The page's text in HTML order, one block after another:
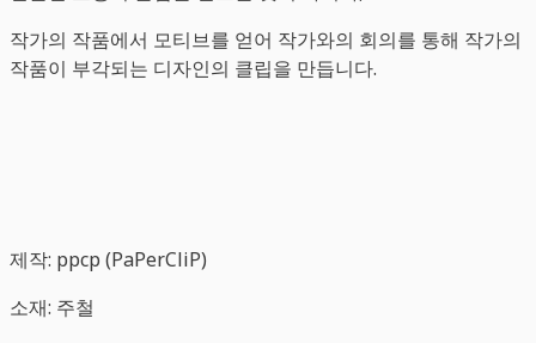
작가의 작품에서 모티브를 얻어 작가와의 회의를 통해 작가의
작품이 부각되는 디자인의 클립을 만듭니다.
제작: ppcp (PaPerCliP)
소재: 주철